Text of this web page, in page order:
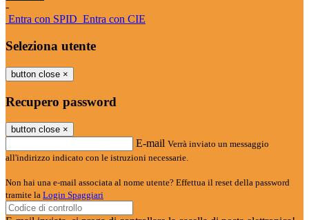
-
Entra con SPID Entra con CIE
Seleziona utente
button close ×
Recupero password
button close ×
E-mail Verrà inviato un messaggio
all'indirizzo indicato con le istruzioni necessarie.
Non hai una e-mail associata al nome utente? Effettua il reset della password
tramite la Login Spaggiari